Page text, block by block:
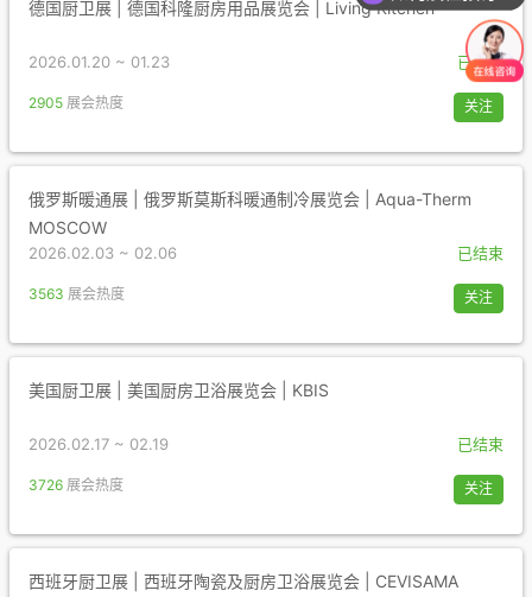
德国厨卫展 | 德国科隆厨房用品展览会 | Living Kitchen
2026.01.20 ~ 01.23 已结束
2905 展会热度 关注
俄罗斯暖通展 | 俄罗斯莫斯科暖通制冷展览会 | Aqua-Therm
MOSCOW
2026.02.03 ~ 02.06 已结束
3563 展会热度 关注
美国厨卫展 | 美国厨房卫浴展览会 | KBIS
2026.02.17 ~ 02.19 已结束
3726 展会热度 关注
西班牙厨卫展 | 西班牙陶瓷及厨房卫浴展览会 | CEVISAMA